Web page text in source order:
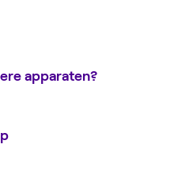
apparaten?